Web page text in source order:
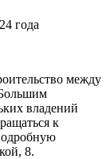
года
между
владений
к
8.